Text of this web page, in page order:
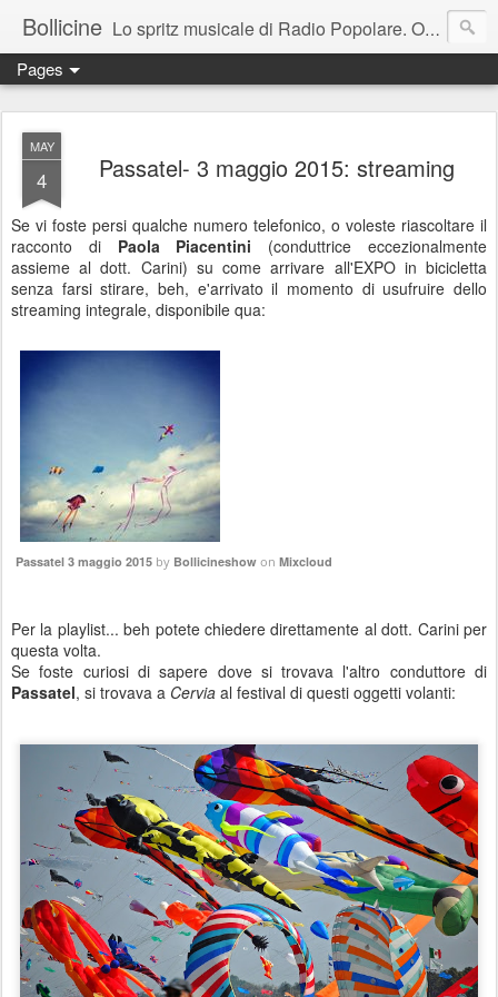
Bollicine Lo spritz musicale di Radio Popolare. Ogni domenica dalle 16.30 alle 17.30
Pages
MAY
4 Passatel- 3 maggio 2015: streaming
Se vi foste persi qualche numero telefonico, o voleste riascoltare il
racconto di Paola Piacentini (conduttrice eccezionalmente
assieme al dott. Carini) su come arrivare all'EXPO in bicicletta
senza farsi stirare, beh, e'arrivato il momento di usufruire dello
streaming integrale, disponibile qua:
Passatel 3 maggio 2015 by Bollicineshow on Mixcloud
Per la playlist... beh potete chiedere direttamente al dott. Carini per
questa volta.
Se foste curiosi di sapere dove si trovava l'altro conduttore di
Passatel, si trovava a Cervia al festival di questi oggetti volanti: